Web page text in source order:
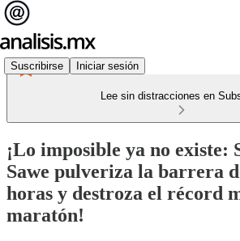
Suscribirse Iniciar sesión
Lee sin distracciones en
¡Lo imposible ya no existe:
Sawe pulveriza la barrera
horas y destroza el récord
maratón!